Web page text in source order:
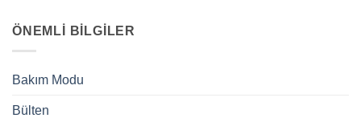
ÖNEMLI BILGILER
Bakım Modu
Bülten